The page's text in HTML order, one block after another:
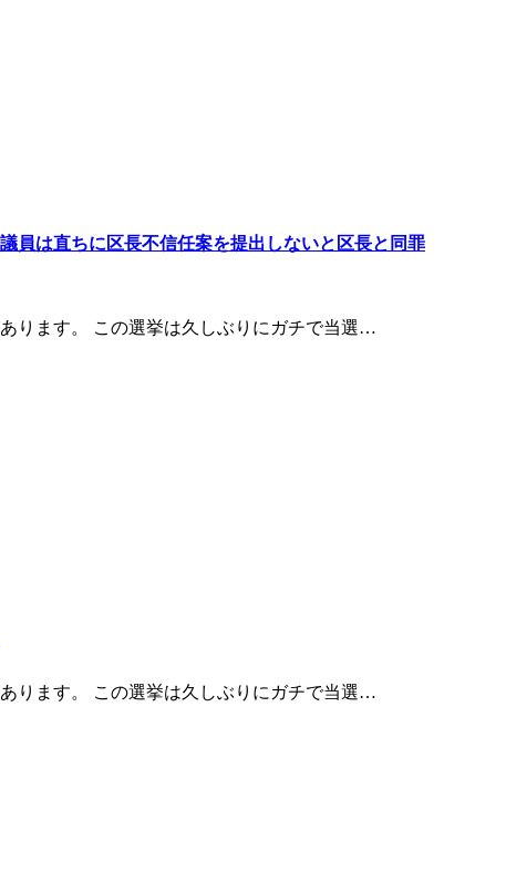
は直ちに区長不信任案を提出しないと区長と同罪
ります。 この選挙は久しぶりにガチで当選…
ります。 この選挙は久しぶりにガチで当選…